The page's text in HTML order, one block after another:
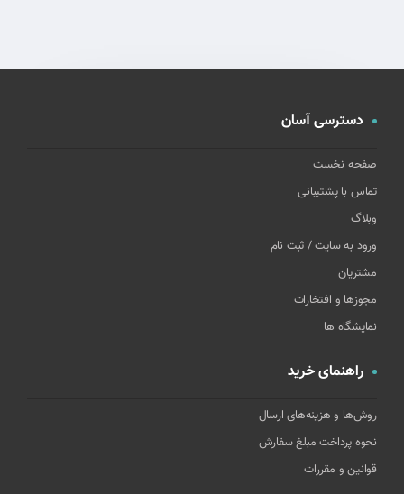
دسترسی آسان
صفحه نخست
تماس با پشتیبانی
وبلاگ
ورود به سایت / ثبت نام
مشتریان
مجوزها و افتخارات
نمایشگاه ها
راهنمای خرید
روش‌ها و هزینه‌های ارسال
نحوه پرداخت مبلغ سفارش
قوانین و مقررات